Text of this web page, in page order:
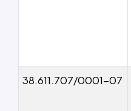
38.611.707/0001-07